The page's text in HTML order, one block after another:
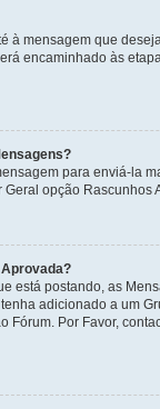
à mensagem que
encaminhado às
para enviá-la
opção Rascunhos
está postando, as
adicionado a um
Por Favor,